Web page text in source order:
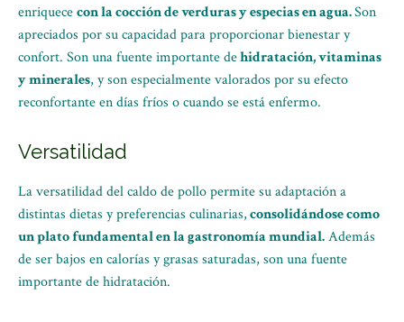
enriquececon la cocción de verduras y especias en agua.Son
apreciados por su capacidad para proporcionar bienestar y
confort. Son una fuente importante dehidratación, vitaminas
y minerales, y son especialmente valorados por su efecto
reconfortante en días fríos o cuando se está enfermo.
Versatilidad
La versatilidad del caldo de pollo permite su adaptación a
distintas dietas y preferencias culinarias,consolidándose como
un plato fundamental en la gastronomía mundial.Además
de ser bajos en calorías y grasas saturadas, son una fuente
importante de hidratación.